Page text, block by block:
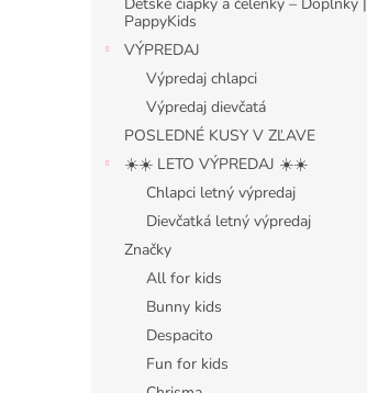
PappyKids
VÝPREDAJ
Výpredaj chlapci
Výpredaj dievčatá
POSLEDNÉ KUSY V ZĽAVE
☀️☀️ LETO VÝPREDAJ ☀️☀️
Chlapci letný výpredaj
Dievčatká letný výpredaj
Značky
All for kids
Bunny kids
Despacito
Fun for kids